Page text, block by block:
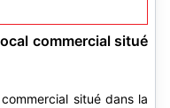
commercial situé
situé dans la